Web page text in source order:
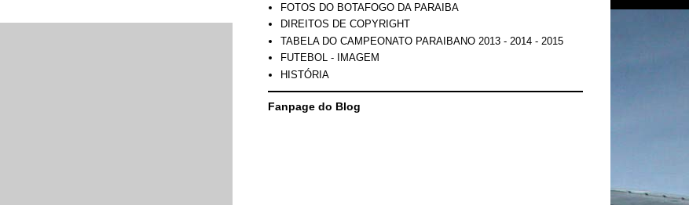
FOTOS DO BOTAFOGO DA PARAIBA
DIREITOS DE COPYRIGHT
TABELA DO CAMPEONATO PARAIBANO 2013 - 2014 - 2015
FUTEBOL - IMAGEM
HISTÓRIA
Fanpage do Blog